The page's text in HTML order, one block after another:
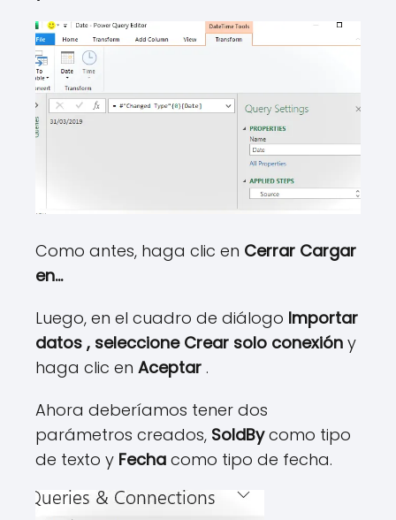
Como antes, haga clic en Cerrar Cargar
en…
Luego, en el cuadro de diálogo Importar
datos , seleccione Crear solo conexión y
haga clic en Aceptar .
Ahora deberíamos tener dos
parámetros creados, SoldBycomo tipo
de texto y Fecha como tipo de fecha.